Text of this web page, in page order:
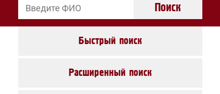
Поиск
Быстрый поиск
Расширенный поиск